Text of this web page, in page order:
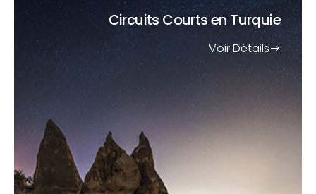
Circuits Courtsen Turquie
Voir Détails